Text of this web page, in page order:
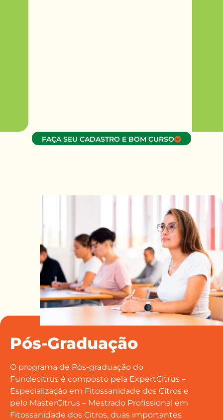
FAÇA SEU CADASTRO E BOM CURSO
Pós-Graduação
O programa de Pós-graduação do
Fundecitrus é composto pela ExpertCitrus –
Especialização em Fitossanidade dos Citros e
pelo MasterCitrus – Mestrado Profissional em
Fitossanidade dos Citros, duas importantes